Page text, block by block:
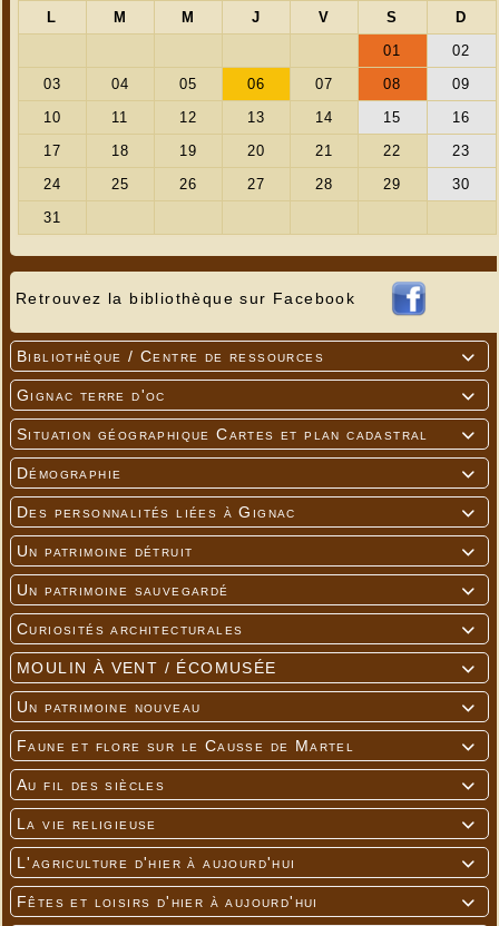
Retrouvez la bibliothèque sur Facebook

Bibliothèque / Centre de ressources

Gignac terre d'oc

Situation géographique Cartes et plan cadastral

Démographie

Des personnalités liées à Gignac

Un patrimoine détruit

Un patrimoine sauvegardé

Curiosités architecturales

MOULIN À VENT / ÉCOMUSÉE

Un patrimoine nouveau

Faune et flore sur le Causse de Martel

Au fil des siècles

La vie religieuse

L'agriculture d'hier à aujourd'hui

Fêtes et loisirs d'hier à aujourd'hui